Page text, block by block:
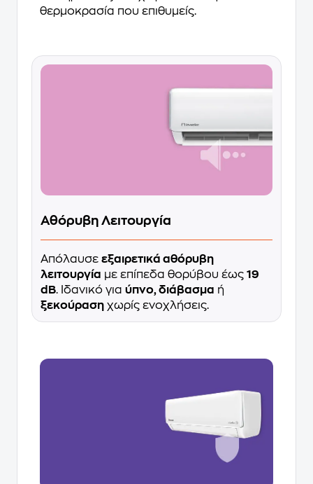
θερμοκρασία που επιθυμείς.
Αθόρυβη Λειτουργία
Απόλαυσε εξαιρετικά αθόρυβη
λειτουργία με επίπεδα θορύβου έως 19
dB. Ιδανικό για ύπνο, διάβασμα ή
ξεκούραση χωρίς ενοχλήσεις.